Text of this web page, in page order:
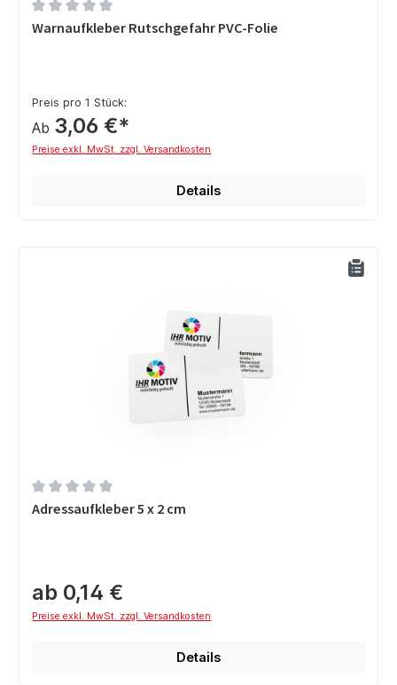
Durchschnittliche Bewertung von 0 von 5 Sternen
Warnaufkleber Rutschgefahr PVC-Folie
Preis pro 1 Stück:
Ab 3,06 €*
Preise exkl. MwSt. zzgl. Versandkosten
Details
Durchschnittliche Bewertung von 0 von 5 Sternen
Adressaufkleber 5 x 2 cm
ab 0,14 €
Preise exkl. MwSt. zzgl. Versandkosten
Details